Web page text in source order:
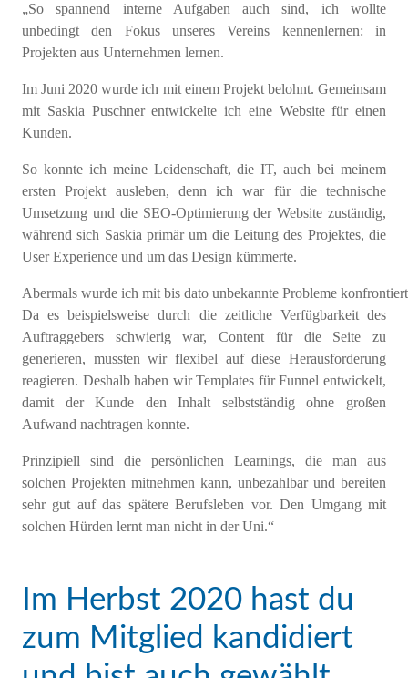
„So spannend interne Aufgaben auch sind, ich wollte
unbedingt den Fokusunseres Vereins kennenlernen:in
Projekten aus Unternehmen lernen.
Im Juni 2020 wurde ich mit einem Projekt belohnt. Gemeinsam
mit Saskia Puschnerentwickelte ich eine Websitefür einen
Kunden.
So konnte ich meine Leidenschaft,die IT, auch beimeinem
ersten Projekt ausleben, denn ich war für die technische
Umsetzung und die SEO-Optimierung der Website zuständig,
während sich Saskia primärum die Leitung des Projektes, die
User Experience und um das Design kümmerte.
Abermals wurde ich mit bis dato unbekannte Probleme
Da es beispielsweise durch die zeitliche Verfügbarkeit des
Auftraggebers schwierig war, Content für die Seite zu
generieren, mussten wirflexibel auf dieseHerausforderung
reagieren. Deshalb haben wirTemplates fürFunnel entwickelt,
damit der Kunde den Inhalt selbstständig ohne großen
Aufwand nachtragen konnte.
Prinzipiell sind die persönlichen Learnings, die man aus
solchen Projekten mitnehmen kann, unbezahlbar und bereiten
sehr gut auf das spätere Berufsleben vor. Den Umgang mit
solchen Hürden lernt man nicht in der Uni.“
Im Herbst 2020 hast du
zum Mitglied kandidiert